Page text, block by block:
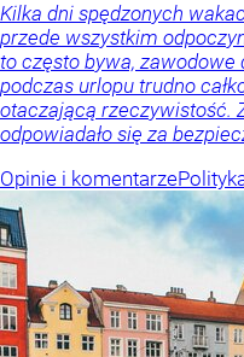
Kilka dni spędzonych
przede wszystkim
to często bywa,
podczas urlopu trudno
otaczającą rzeczywistość.
odpowiadało się za
Opinie i komentarze